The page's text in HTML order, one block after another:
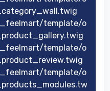
template/o
template/o
template/o